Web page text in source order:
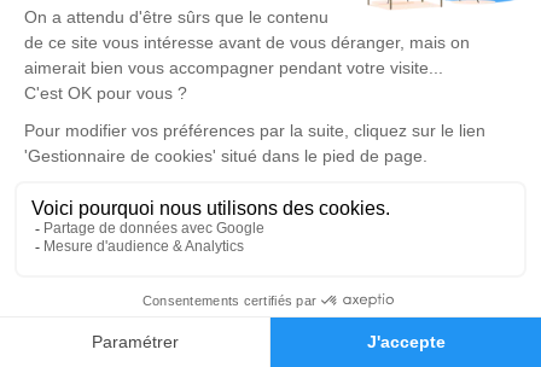
Faire-part Hommages
Je rends hommage
Cérémonie religieuse
mardi 02 décembre 2025 à 15h30
Eglise de Lézignan-Corbières
Déroulé des obsèques